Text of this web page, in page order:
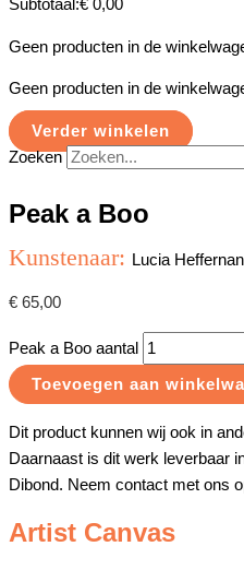
Subtotaal:€ 0,00
Geen producten in de
Geen producten in de
Verder winkelen
Zoeken
Peak a Boo
Kunstenaar: Lucia Heffernan
€ 65,00
Peak a Boo aantal
Toevoegen aan
Dit product kunnen wij ook in
Daarnaast is dit werk leverbaar
Dibond. Neem contact met ons
Artist Canvas